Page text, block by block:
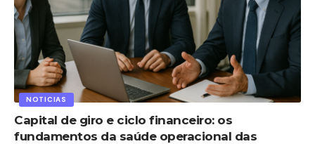
NOTICIAS
Capital de giro e ciclo financeiro: os
fundamentos da saúde operacional das